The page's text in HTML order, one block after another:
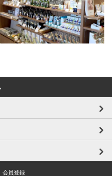
会員登録